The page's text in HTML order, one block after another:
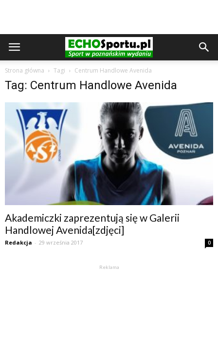
Strona główna Tagi Centrum Handlowe Avenida
Tag: Centrum Handlowe Avenida
Akademiczki zaprezentują się w Galerii
Handlowej Avenida[zdjęci]
Redakcja - 29 września 2017 0
Reklama